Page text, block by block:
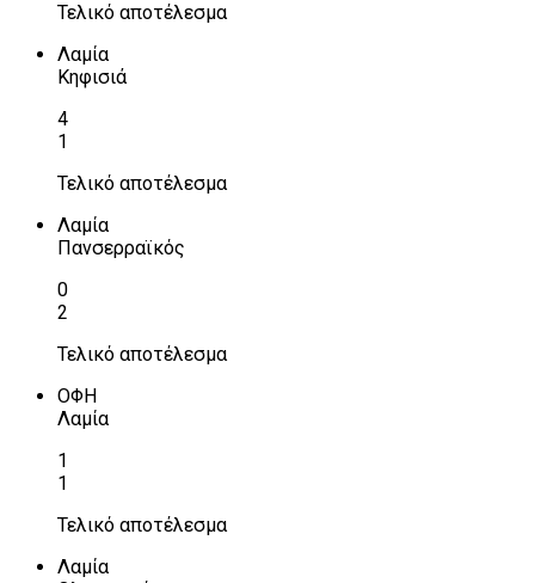
Τελικό αποτέλεσμα
Λαμία
Κηφισιά
4
1
Τελικό αποτέλεσμα
Λαμία
Πανσερραϊκός
0
2
Τελικό αποτέλεσμα
ΟΦΗ
Λαμία
1
1
Τελικό αποτέλεσμα
Λαμία